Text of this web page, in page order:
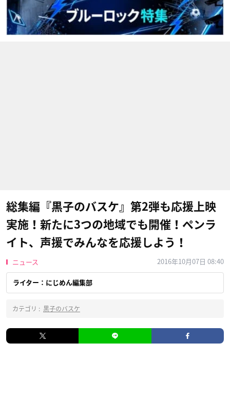
総集編『黒子のバスケ』第2弾も応援上映
実施！新たに3つの地域でも開催！ペンラ
イト、声援でみんなを応援しよう！
ニュース 2016年10月07日 08:40
ライター：にじめん編集部
カテゴリ : 黒子のバスケ